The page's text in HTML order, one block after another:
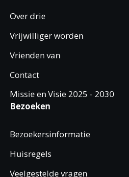
Over drie
Vrijwilliger worden
Vrienden van
Contact
Missie en Visie 2025 - 2030
Bezoeken
Bezoekersinformatie
Huisregels
Veelgestelde vragen